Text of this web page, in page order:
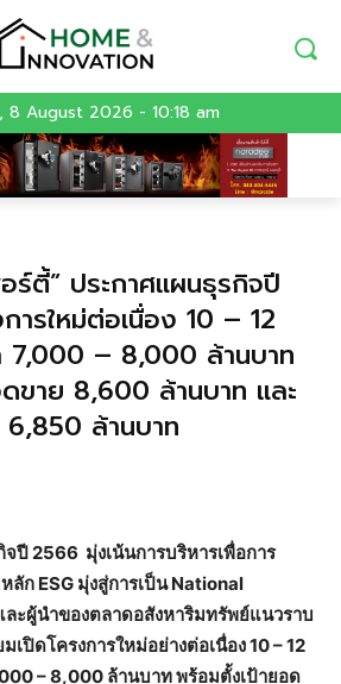
8 August 2026 - 10:18 am
ตี้” ประกาศแผนธุรกิจปี
ารใหม่ต่อเนื่อง 10 – 12
7,000 – 8,000 ล้านบาท
ขาย 8,600 ล้านบาท และ
ล้านบาท
ปี 2566 มุ่งเน้นการบริหารเพื่อการ
ลัก ESG มุ่งสู่การเป็น National
ะผู้นำของตลาดอสังหาริมทรัพย์แนวราบ
เปิดโครงการใหม่อย่างต่อเนื่อง 10 – 12
– 8,000 ล้านบาท พร้อมตั้งเป้ายอด